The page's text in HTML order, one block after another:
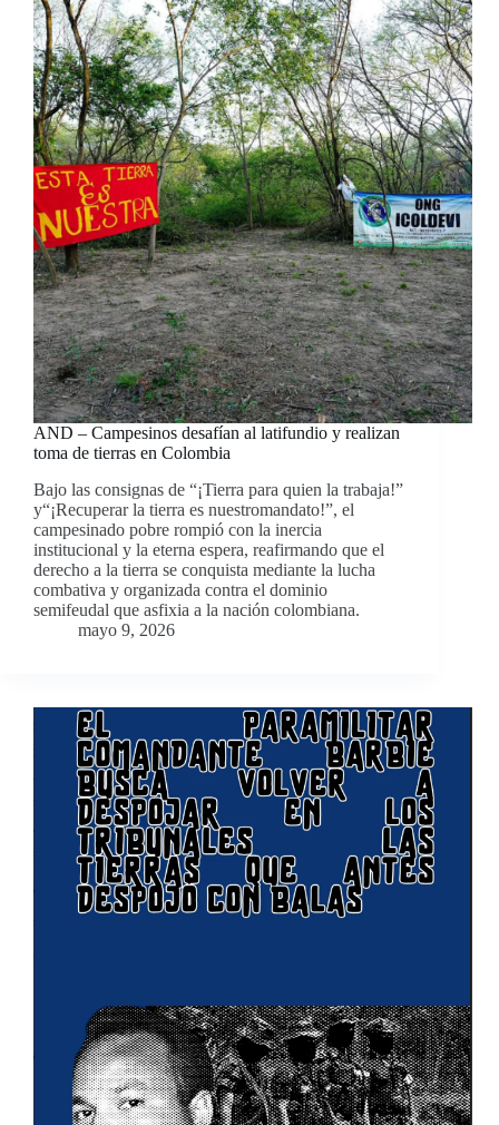
AND – Campesinos desafían al latifundio y realizan
toma de tierras en Colombia
Bajo las consignas de “¡Tierra para quien la trabaja!”
y“¡Recuperar la tierra es nuestromandato!”, el
campesinado pobre rompió con la inercia
institucional y la eterna espera, reafirmando que el
derecho a la tierra se conquista mediante la lucha
combativa y organizada contra el dominio
semifeudal que asfixia a la nación colombiana.
mayo 9, 2026